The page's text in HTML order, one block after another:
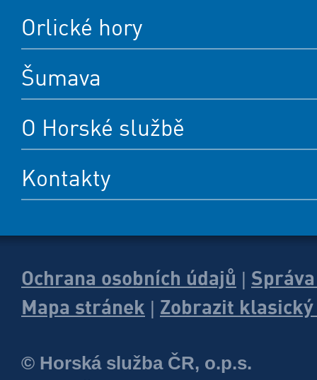
Orlické hory
Šumava
O Horské službě
Kontakty
Ochrana osobních údajů
Mapa stránek
Zobrazit
© Horská služba ČR, o.p.s.